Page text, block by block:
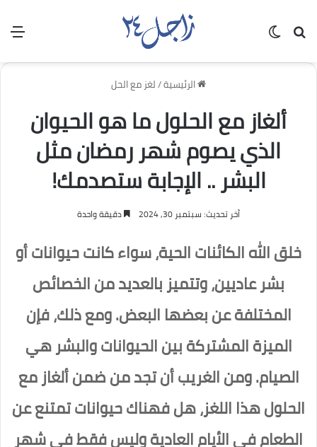
بحث عن
الرئيسية/لغز مع الحل
ألغاز مع الحلول ما هو الحيوان
الذي يصوم شهر رمضان مثل
البشر .. الإجابة ستصدمك!
آخر تحديث: سبتمبر 30, 2024 دقيقة واحدة
خلق الله الكائنات الحية، سواء كانت حيوانات أو
بشر عاديين، وتتميز بالعديد من الخصائص
المختلفة عن بعضها البعض. ومع ذلك، فإن
الميزة المشتركة بين الحيوانات والبشر هي
الصيام. ومن الغريب أن تجد من ضمن ألغاز مع
الحلول هذا اللغز، هل فهناك حيوانات تمتنع عن
الطعام في الأيام العادية وليس فقط في شهر